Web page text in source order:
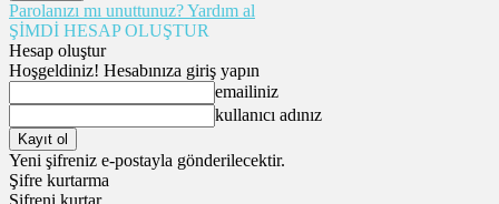
Parolanızı mı unuttunuz? Yardım al
ŞİMDİ HESAP OLUŞTUR
Hesap oluştur
Hoşgeldiniz! Hesabınıza giriş yapın
emailiniz
kullanıcı adınız
Yeni şifreniz e-postayla gönderilecektir.
Şifre kurtarma
Şifreni kurtar